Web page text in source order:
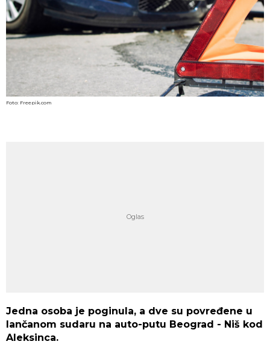
Foto: Freepik.com
Jedna osoba je poginula, a dve su povređene u
lančanom sudaru na auto-putu Beograd - Niš kod
Aleksinca.